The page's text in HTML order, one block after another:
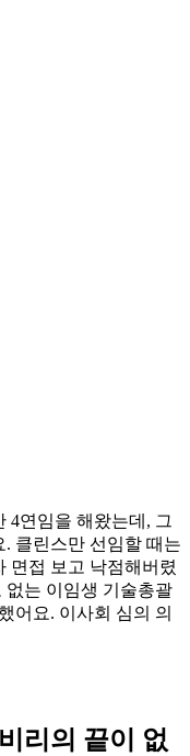
4연임을 해왔는데, 그
클린스만 선임할 때는
면접 보고 낙점해버렸
없는 이임생 기술총괄
어요. 이사회 심의 의
리의 끝이 없